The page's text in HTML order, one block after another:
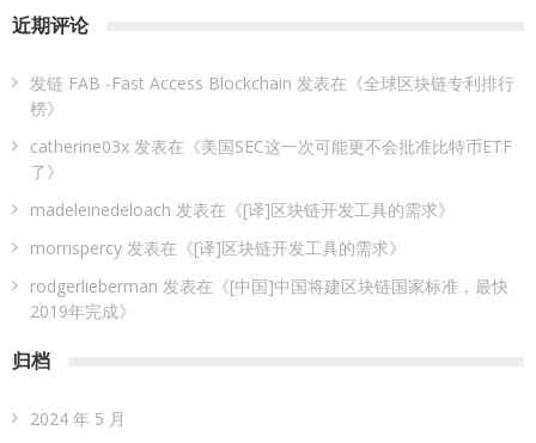
近期评论
发链 FAB -Fast Access Blockchain 发表在《全球区块链专利排行
榜》
catherine03x 发表在《美国SEC这一次可能更不会批准比特币ETF
了》
madeleinedeloach 发表在《[译]区块链开发工具的需求》
morrispercy 发表在《[译]区块链开发工具的需求》
rodgerlieberman 发表在《[中国]中国将建区块链国家标准，最快
2019年完成》
归档
2024 年 5 月